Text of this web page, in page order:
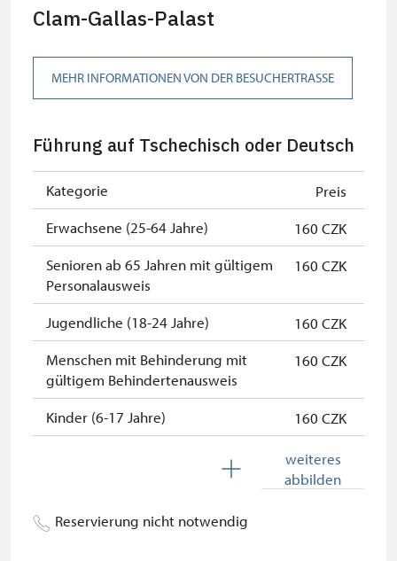
Mitglieder von ICOMOS mit
gültigem Mitgliedsausweis *
nicht verfügbar
Inhaber der freien einmaligen
Eintrittskarte
kostenlos
NPÚ-Karte
kostenlos
"Náš člověk"-Karte *
kostenlos
* Freier Eintritt nur für den
Karteninhaber
Clam-Gallas-Palast
MEHR INFORMATIONEN VON DER BESUCHERTRASSE
Führung auf Tschechisch oder Deutsch
Kategorie
Preis
Erwachsene (25-64 Jahre)
160 CZK
Senioren ab 65 Jahren mit gültigem
Personalausweis
160 CZK
Jugendliche (18-24 Jahre)
160 CZK
Menschen mit Behinderung mit
gültigem Behindertenausweis
160 CZK
Kinder (6-17 Jahre)
160 CZK
160 CZK
Schwerbehinderten
kostenlos
weiteres
abbilden
Reservierung nicht notwendig